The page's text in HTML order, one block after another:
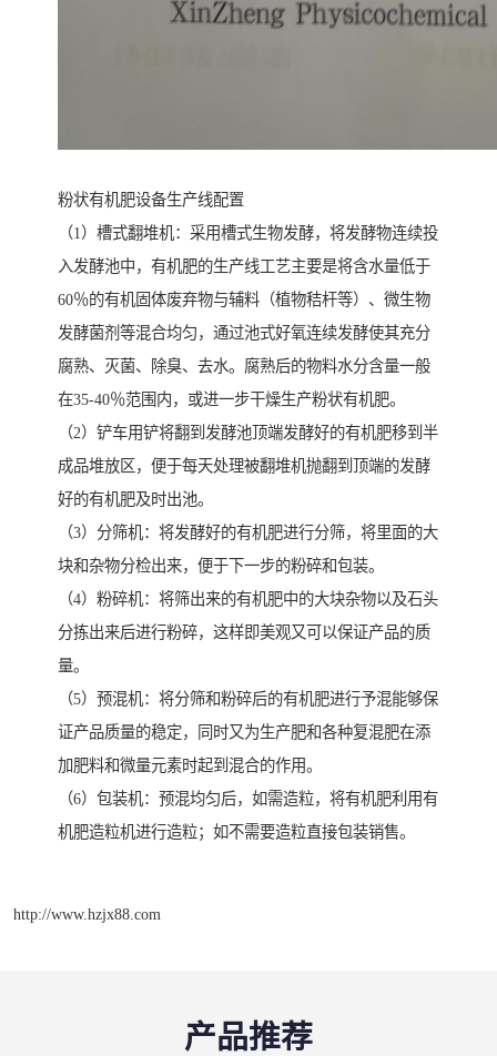
粉状有机肥设备生产线配置
（1）槽式翻堆机：采用槽式生物发酵，将发酵物连续投
入发酵池中，有机肥的生产线工艺主要是将含水量低于
60％的有机固体废弃物与辅料（植物秸杆等）、微生物
发酵菌剂等混合均匀，通过池式好氧连续发酵使其充分
腐熟、灭菌、除臭、去水。腐熟后的物料水分含量一般
在35-40％范围内，或进一步干燥生产粉状有机肥。
（2）铲车用铲将翻到发酵池顶端发酵好的有机肥移到半
成品堆放区，便于每天处理被翻堆机抛翻到顶端的发酵
好的有机肥及时出池。
（3）分筛机：将发酵好的有机肥进行分筛，将里面的大
块和杂物分检出来，便于下一步的粉碎和包装。
（4）粉碎机：将筛出来的有机肥中的大块杂物以及石头
分拣出来后进行粉碎，这样即美观又可以保证产品的质
量。
（5）预混机：将分筛和粉碎后的有机肥进行予混能够保
证产品质量的稳定，同时又为生产肥和各种复混肥在添
加肥料和微量元素时起到混合的作用。
（6）包装机：预混均匀后，如需造粒，将有机肥利用有
机肥造粒机进行造粒；如不需要造粒直接包装销售。
http://www.hzjx88.com
产品推荐